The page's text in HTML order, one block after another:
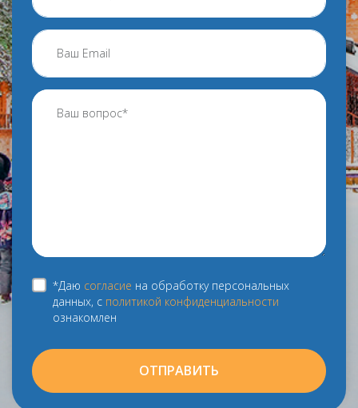
*Даю согласие на обработку персональных
данных, с политикой конфиденциальности
ознакомлен
ОТПРАВИТЬ